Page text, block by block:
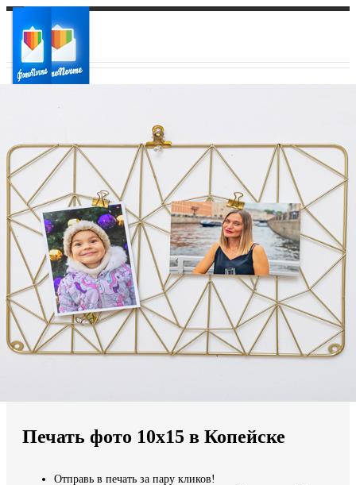
Ваш город:
Ваш регион доставки
Выберите из списка:
Мы доставляем по всему миру
Продолжить без города
Печать фото 10х15 в Копейске
Отправь в печать за пару кликов!